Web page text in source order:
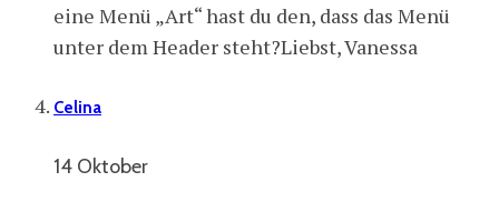
eine Menü „Art“ hast du den, dass das Menü
unter dem Header steht?Liebst, Vanessa
Celina
14 Oktober